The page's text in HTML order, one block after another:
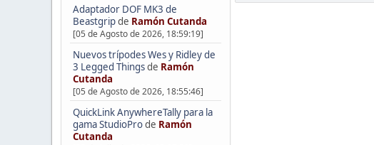
Adaptador DOF MK3 de
Beastgripde Ramón Cutanda
[05 de Agosto de 2026, 18:59:19]
Nuevos trípodes Wes y Ridley de
3 Legged Thingsde Ramón
Cutanda
[05 de Agosto de 2026, 18:55:46]
QuickLink AnywhereTally para la
gama StudioProde Ramón
Cutanda